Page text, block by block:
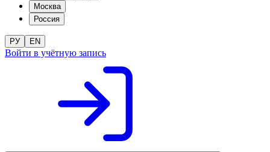
Москва
Россия
РУ EN
Войти в учётную запись